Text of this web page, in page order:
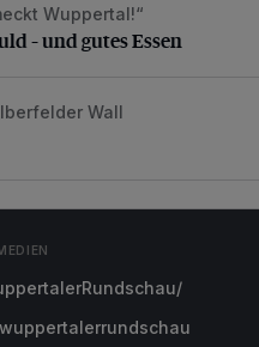
– und gutes Essen
Wuppertal!“
– und gutes Essen
Wall